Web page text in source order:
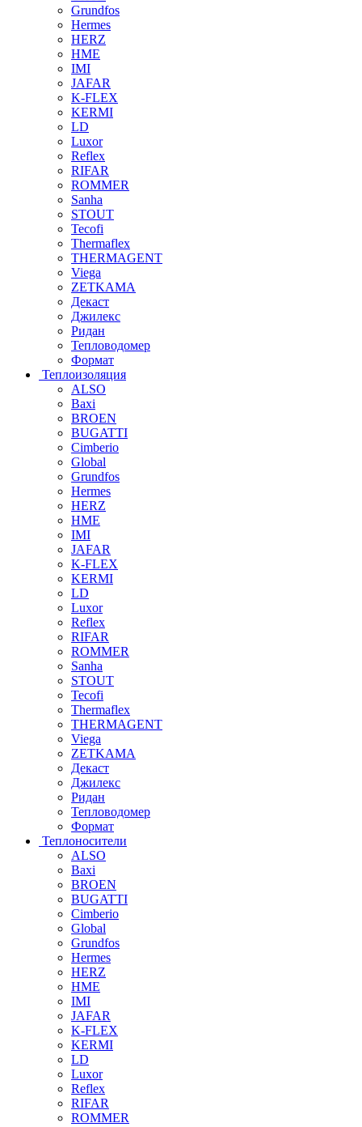
Grundfos
Hermes
HERZ
HME
IMI
JAFAR
K-FLEX
KERMI
LD
Luxor
Reflex
RIFAR
ROMMER
Sanha
STOUT
Tecofi
Thermaflex
THERMAGENT
Viega
ZETKAMA
Декаст
Джилекс
Ридан
Тепловодомер
Формат
Теплоизоляция
ALSO
Baxi
BROEN
BUGATTI
Cimberio
Global
Grundfos
Hermes
HERZ
HME
IMI
JAFAR
K-FLEX
KERMI
LD
Luxor
Reflex
RIFAR
ROMMER
Sanha
STOUT
Tecofi
Thermaflex
THERMAGENT
Viega
ZETKAMA
Декаст
Джилекс
Ридан
Тепловодомер
Формат
Теплоносители
ALSO
Baxi
BROEN
BUGATTI
Cimberio
Global
Grundfos
Hermes
HERZ
HME
IMI
JAFAR
K-FLEX
KERMI
LD
Luxor
Reflex
RIFAR
ROMMER